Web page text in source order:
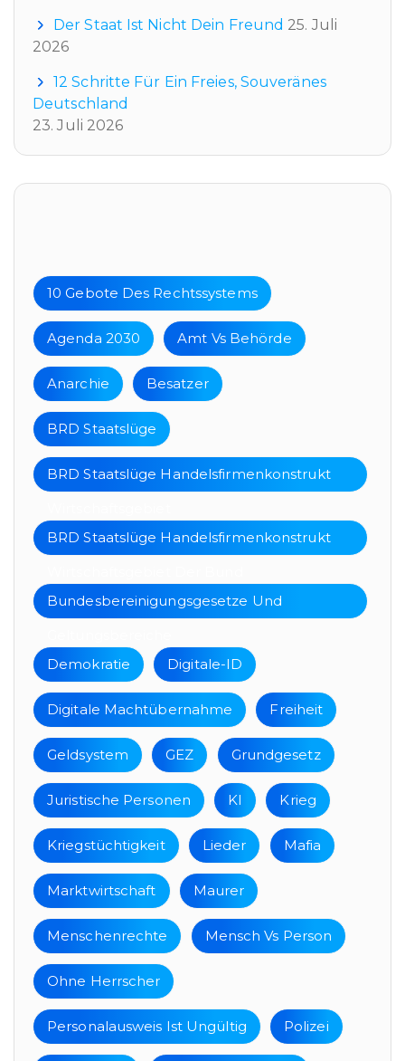
Der Staat Ist Nicht Dein Freund 25. Juli
2026
12 Schritte Für Ein Freies, Souveränes
Deutschland
23. Juli 2026
10 Gebote Des Rechtssystems
Agenda 2030 Amt Vs Behörde
Anarchie Besatzer
BRD Staatslüge
BRD Staatslüge Handelsfirmenkonstrukt
BRD Staatslüge Handelsfirmenkonstrukt
Bundesbereinigungsgesetze Und
Demokratie
Digitale-ID
Digitale Machtübernahme Freiheit
Geldsystem GEZ Grundgesetz
Juristische Personen KI Krieg
Kriegstüchtigkeit Lieder Mafia
Marktwirtschaft Maurer
Menschenrechte Mensch Vs Person
Ohne Herrscher
Personalausweis Ist Ungültig Polizei